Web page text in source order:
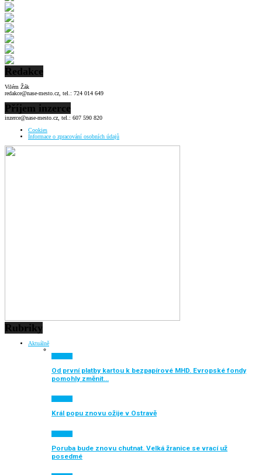
Redakce
Vilém Žák
redakce@nase-mesto.cz, tel.: 724 014 649
Příjem inzerce
inzerce@nase-mesto.cz, tel.: 607 590 820
Cookies
Informace o zpracování osobních údajů
Rubriky
Aktuálně
Od první platby kartou k bezpapírové MHD. Evropské fondy
pomohly změnit…
Král popu znovu ožije v Ostravě
Poruba bude znovu chutnat. Velká žranice se vrací už
posedmé